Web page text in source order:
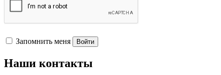
Запомнить меня Войти
Наши контакты